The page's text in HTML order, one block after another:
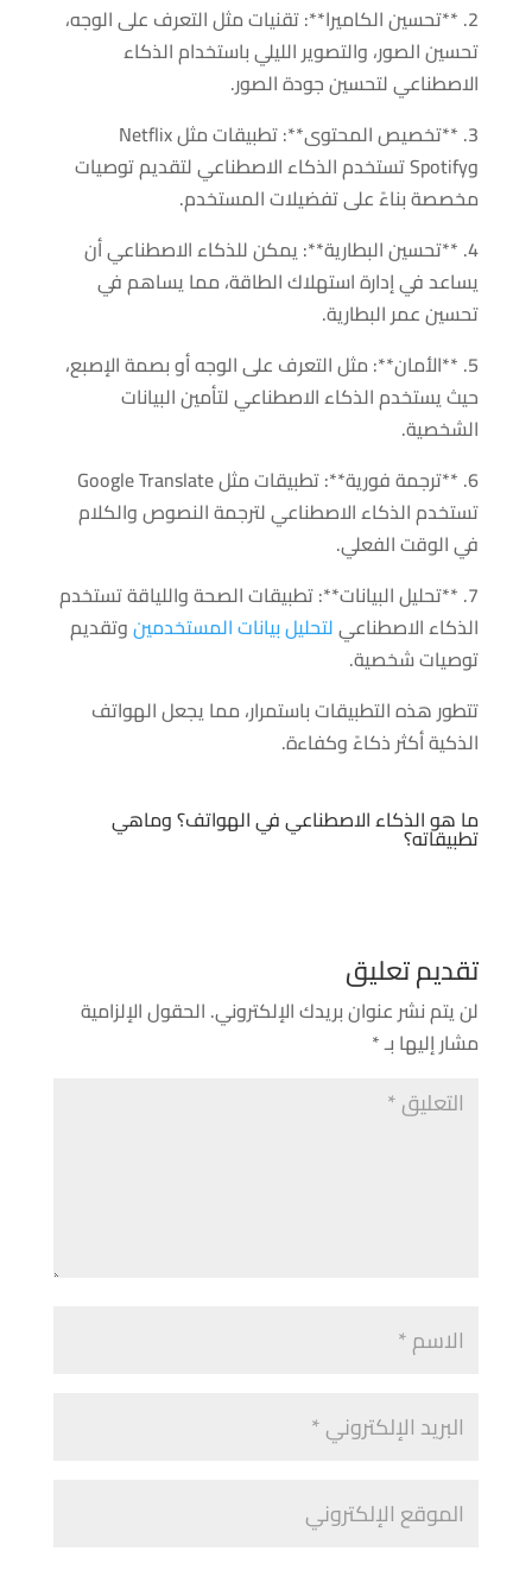
2. **تحسين الكاميرا**: تقنيات مثل التعرف على الوجه،
تحسين الصور، والتصوير الليلي باستخدام الذكاء
الاصطناعي لتحسين جودة الصور.
3. **تخصيص المحتوى**: تطبيقات مثل Netflix
وSpotify تستخدم الذكاء الاصطناعي لتقديم توصيات
مخصصة بناءً على تفضيلات المستخدم.
4. **تحسين البطارية**: يمكن للذكاء الاصطناعي أن
يساعد في إدارة استهلاك الطاقة، مما يساهم في
تحسين عمر البطارية.
5. **الأمان**: مثل التعرف على الوجه أو بصمة الإصبع،
حيث يستخدم الذكاء الاصطناعي لتأمين البيانات
الشخصية.
6. **ترجمة فورية**: تطبيقات مثل Google Translate
تستخدم الذكاء الاصطناعي لترجمة النصوص والكلام
في الوقت الفعلي.
7. **تحليل البيانات**: تطبيقات الصحة واللياقة تستخدم
الذكاء الاصطناعيلتحليل بيانات المستخدمينوتقديم
توصيات شخصية.
تتطور هذه التطبيقات باستمرار، مما يجعل الهواتف
الذكية أكثر ذكاءً وكفاءة.
ما هو الذكاء الاصطناعي في الهواتف؟ وماهي
تطبيقاته؟
تقديم تعليق
لن يتم نشر عنوان بريدك الإلكتروني. الحقول الإلزامية
مشار إليها بـ*